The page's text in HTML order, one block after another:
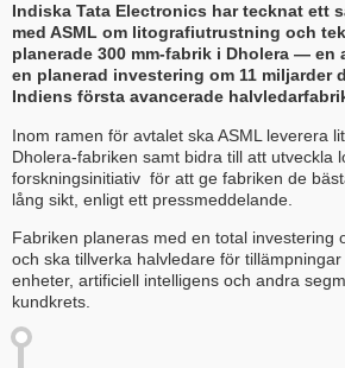
Indiska Tata Electronics har tecknat ett
med ASML om litografiutrustning och
planerade 300 mm-fabrik i Dholera — en
en planerad investering om 11 miljarder
Indiens första avancerade
Inom ramen för avtalet ska ASML leverera
Dholera-fabriken samt bidra till att utveckla
forskningsinitiativ för att ge fabriken de
lång sikt, enligt ett pressmeddelande.
Fabriken planeras med en total investering
och ska tillverka halvledare för
enheter, artificiell intelligens och andra
kundkrets.